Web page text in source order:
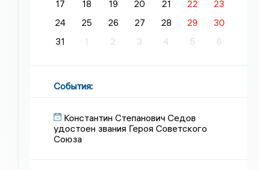
17
18 19 20 21 22
23
24
25 26 27 28 29
30
31
1 2 3 4 5 6
События:
Константин Степанович Седов
удостоен звания Героя Советского
Союза